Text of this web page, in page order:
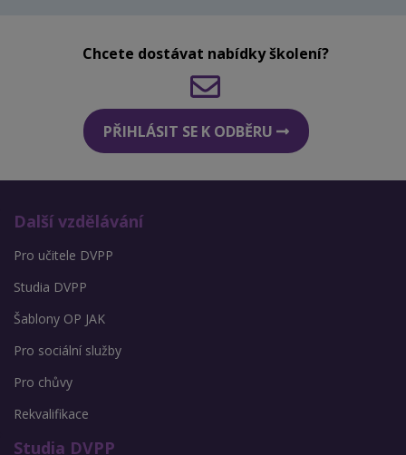
Chcete dostávat nabídky školení?
PŘIHLÁSIT SE K ODBĚRU
Další vzdělávání
Pro učitele DVPP
Studia DVPP
Šablony OP JAK
Pro sociální služby
Pro chůvy
Rekvalifikace
Studia DVPP